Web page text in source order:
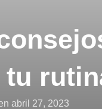
Publicado
abril 27, 2023